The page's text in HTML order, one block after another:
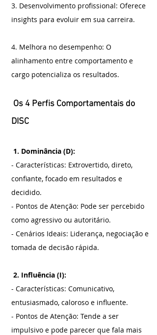
3. Desenvolvimento profissional: Oferece
insights para evoluir em sua carreira.
4. Melhora no desempenho: O
alinhamento entre comportamento e
cargo potencializa os resultados.
DISC
1. Dominância (D):
- Características: Extrovertido, direto,
confiante, focado em resultados e
decidido.
- Pontos de Atenção: Pode ser percebido
como agressivo ou autoritário.
- Cenários Ideais: Liderança, negociação e
tomada de decisão rápida.
2. Influência (I):
- Características: Comunicativo,
entusiasmado, caloroso e influente.
- Pontos de Atenção: Tende a ser
impulsivo e pode parecer que fala mais